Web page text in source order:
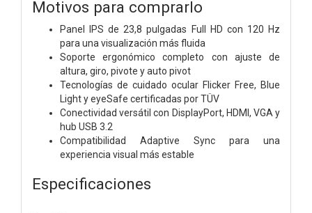
Motivos para comprarlo
Panel IPS de 23,8 pulgadas Full HD con 120 Hz
para una visualización más fluida
Soporte ergonómico completo con ajuste de
altura, giro, pivote y auto pivot
Tecnologías de cuidado ocular Flicker Free, Blue
Light y eyeSafe certificadas por TÜV
Conectividad versátil con DisplayPort, HDMI, VGA y
hub USB 3.2
Compatibilidad Adaptive Sync para una
experiencia visual más estable
Especificaciones